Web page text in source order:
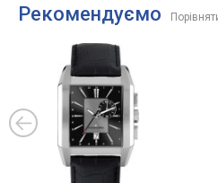
Рекомендуємо